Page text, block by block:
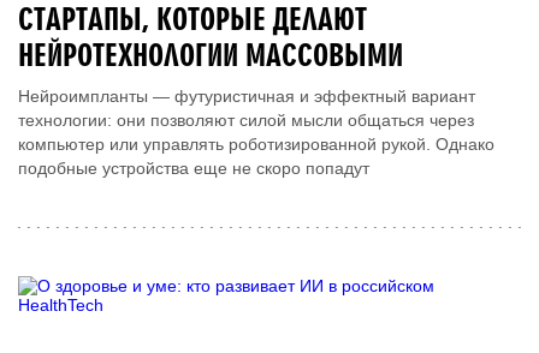
СТАРТАПЫ, КОТОРЫЕ ДЕЛАЮТ
НЕЙРОТЕХНОЛОГИИ МАССОВЫМИ
Нейроимпланты — футуристичная и эффектный вариант
технологии: они позволяют силой мысли общаться через
компьютер или управлять роботизированной рукой. Однако
подобные устройства еще не скоро попадут